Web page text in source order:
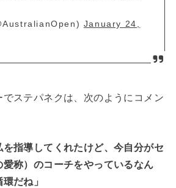
January 24,
ステパネクは、次のようにコメン
を指導してくれたけど、今自分がセ
愛称）のコーチをやっているなん
だね」